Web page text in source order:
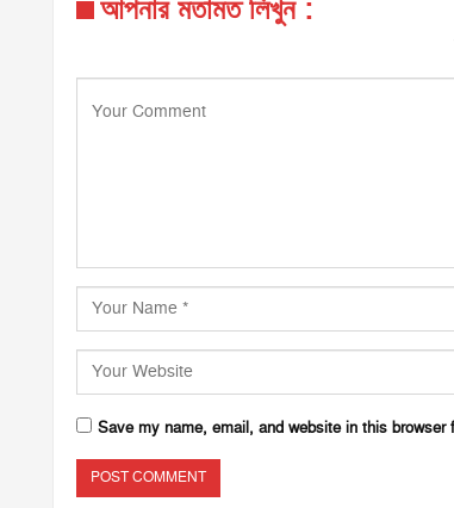
আপনার মতামত লিখুন :
Save my name, email, and website in this